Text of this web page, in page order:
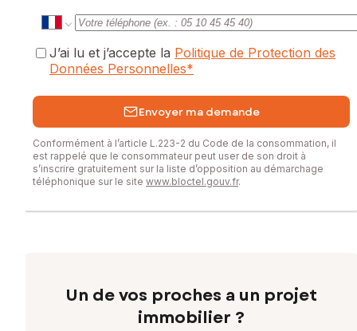
J’ai lu et j’accepte la Politique de Protection des
Données Personnelles*
Envoyer ma demande
Conformément à l’article L.223-2 du Code de la consommation, il
est rappelé que le consommateur peut user de son droit à
s’inscrire gratuitement sur la liste d’opposition au démarchage
téléphonique sur le site www.bloctel.gouv.fr.
Un de vos proches a un projet
immobilier ?